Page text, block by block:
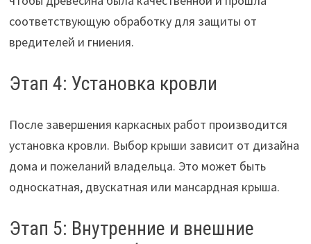
соответствующую обработку для защиты от
вредителей и гниения.
Этап 4: Установка кровли
После завершения каркасных работ производится
установка кровли. Выбор крыши зависит от дизайна
дома и пожеланий владельца. Это может быть
односкатная, двускатная или мансардная крыша.
Этап 5: Внутренние и внешние